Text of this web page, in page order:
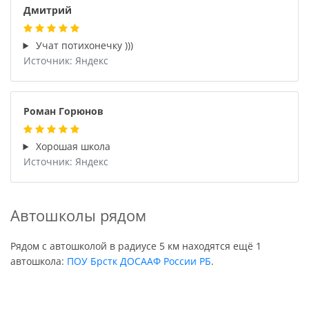
Дмитрий
Учат потихонечку )))
Источник: Яндекс
Роман Горюнов
Хорошая школа
Источник: Яндекс
Автошколы рядом
Рядом с автошколой в радиусе 5 км находятся ещё 1
автошкола: ПОУ Брстк ДОСААФ России РБ.